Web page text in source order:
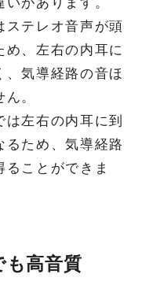
があります。
ステレオ音声が頭
め、左右の内耳に
、気導経路の音ほ
。
左右の内耳に到
るため、気導経路
ことができま
も高音質